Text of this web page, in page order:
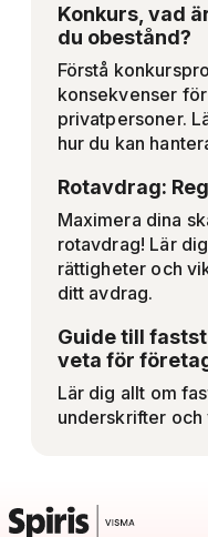
Konkurs, vad
du obestånd?
Förstå
konsekvenser
privatpersoner.
hur du kan
Rotavdrag:
Maximera dina
rotavdrag! Lär
rättigheter och
ditt avdrag.
Guide till
veta för
Lär dig allt om
underskrifter